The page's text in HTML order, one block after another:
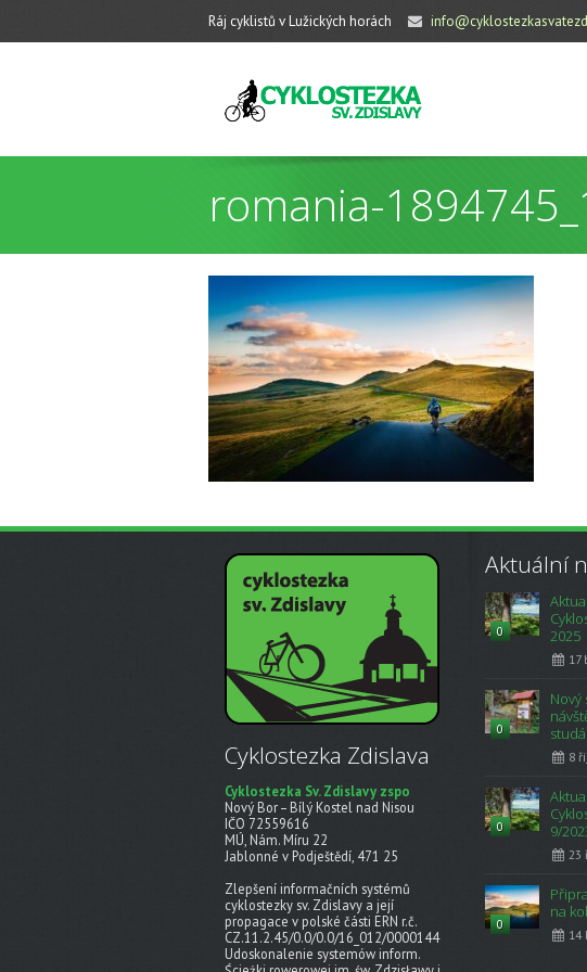
Ráj cyklistů v Lužických horách
romania-
Cyklostezka Zdislava
Cyklostezka Sv. Zdislavy zspo
Nový Bor – Bílý Kostel nad Nisou
IČO 72559616
MÚ, Nám. Míru 22
Jablonné v Podještědí, 471 25
Zlepšení informačních systémů
cyklostezky sv. Zdislavy a její
propagace v polské části ERN r.č.
CZ.11.2.45/0.0/0.0/16_012/0000144
Udoskonalenie systemów inform.
Aktuální
0
2025
17
0
Nový
8
0
9/
23
0
na
14